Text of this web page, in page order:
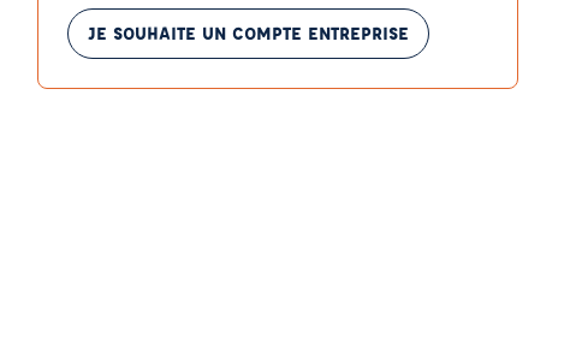
JE SOUHAITE UN COMPTE ENTREPRISE